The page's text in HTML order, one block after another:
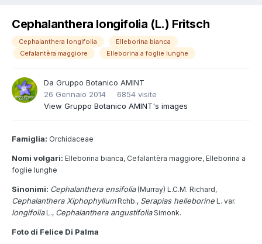
Cephalanthera longifolia (L.) Fritsch
Cephalanthera longifolia
Elleborina bianca
Cefalantèra maggiore
Elleborina a foglie lunghe
Da Gruppo Botanico AMINT
26 Gennaio 2014
6854 visite
View Gruppo Botanico AMINT's images
Famiglia: Orchidaceae
Nomi volgari: Elleborina bianca, Cefalantèra maggiore, Elleborina a
foglie lunghe
Sinonimi: Cephalanthera ensifolia(Murray) L.C.M. Richard,
Cephalanthera XiphophyllumRchb., Serapias helleborine L. var.
longifoliaL., Cephalanthera angustifoliaSimonk.
Foto di Felice Di Palma